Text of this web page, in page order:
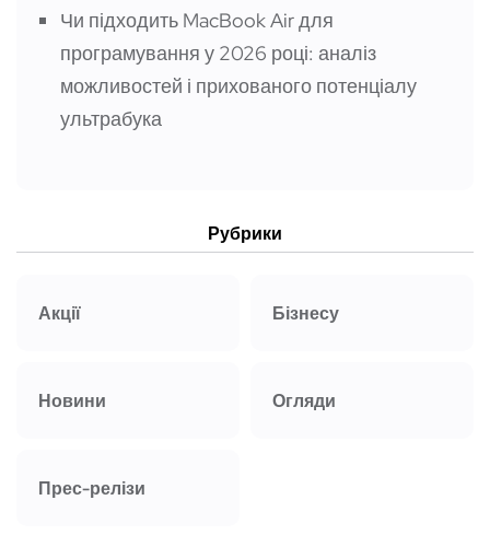
Чи підходить MacBook Air для
програмування у 2026 році: аналіз
можливостей і прихованого потенціалу
ультрабука
Рубрики
Акції Бізнесу
Новини Огляди
Прес-релізи